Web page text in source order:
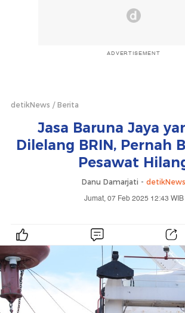
ADVERTISEMENT
detikNews Berita
Jasa Baruna Jaya
Dilelang BRIN, Pernah
Pesawat
Danu Damarjati - detikNews
Jumat, 07 Feb 2025 12:43 WIB